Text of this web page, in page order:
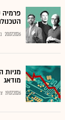
20.07.2026
מניות
מודאג
19.07.2026